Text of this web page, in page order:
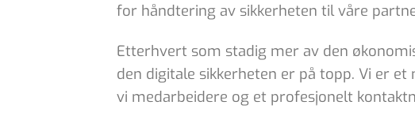
for håndtering av sikkerheten til våre
Etterhvert som stadig mer av den
den digitale sikkerheten er på topp. Vi er
vi medarbeidere og et profesjonelt